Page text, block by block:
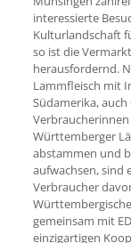
interessierte
Kulturlandschaft
so ist die
herausfordernd.
Lammfleisch mit
Südamerika,
Verbraucherinnen
Württemberger
abstammen und
aufwachsen, sind
Verbraucher
gemeinsam mit
einzigartigen